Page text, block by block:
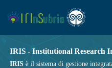
IRIS - Institutional Research
IRIS è il sistema di gestione